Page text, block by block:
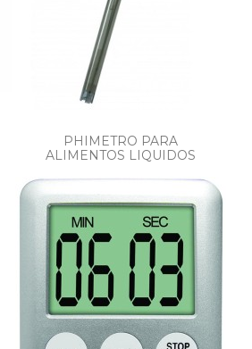
PHIMETRO PARA
ALIMENTOS LIQUIDOS